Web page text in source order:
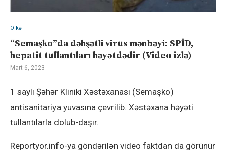
Ölkə
“Semaşko”da dəhşətli virus mənbəyi: SPİD,
hepatit tullantıları həyətdədir (Video izlə)
Mart 6, 2023
1 saylı Şəhər Kliniki Xəstəxanası (Semaşko)
antisanitariya yuvasına çevrilib. Xəstəxana həyəti
tullantılarla dolub-daşır.
Reportyor.info-ya göndərilən video faktdan da görünür